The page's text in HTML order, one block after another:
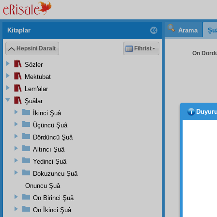
Arama
On
bir
Kitaplar
Hepsini Daralt Fihrist
Sözler
Mektubat
Lem'alar
Şuâlar
İkinci Şuâ
Üçüncü Şuâ
Dördüncü Şuâ
Altıncı Şuâ
Yedinci Şuâ
Dokuzuncu Şuâ
Onuncu Şuâ
On Birinci Şuâ
On İkinci Şuâ
Duyuru